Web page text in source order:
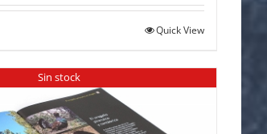
Quick View
Sin stock